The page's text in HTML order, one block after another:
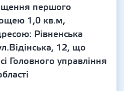
першого
1,0 кв.м,
Рівненська
12, що
Головного управління